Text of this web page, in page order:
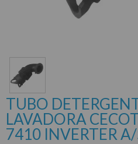
TUBO
LAVADORA
7410 INVERTER